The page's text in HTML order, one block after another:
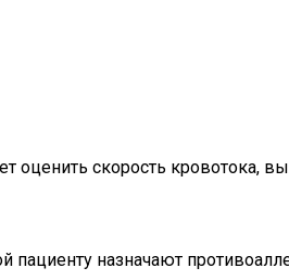
оценить скорость кровотока,
назначают